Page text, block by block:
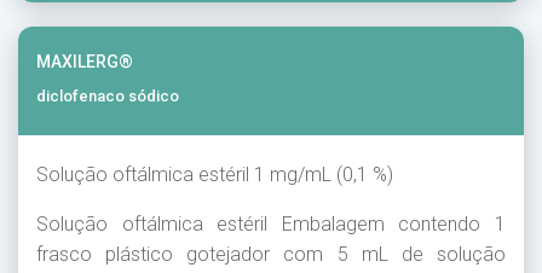
MAXILERG®
diclofenaco sódico
Solução oftálmica estéril 1 mg/mL (0,1 %)
Solução oftálmica estéril Embalagem contendo 1
frasco plástico gotejador com 5 mL de solução